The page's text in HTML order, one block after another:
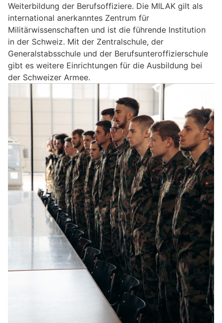
Weiterbildung der Berufsoffiziere. Die MILAK gilt als
international anerkanntes Zentrum für
Militärwissenschaften und ist die führende Institution
in der Schweiz. Mit der Zentralschule, der
Generalstabsschule und der Berufsunteroffizierschule
gibt es weitere Einrichtungen für die Ausbildung bei
der Schweizer Armee.